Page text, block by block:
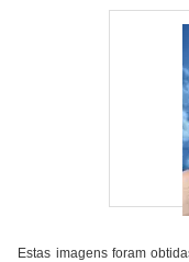
Estas imagens foram